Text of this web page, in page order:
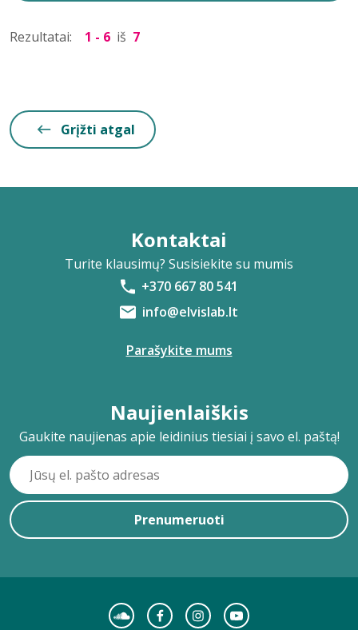
Rezultatai: 1 - 6 iš 7
Grįžti atgal
Kontaktai
Turite klausimų? Susisiekite su mumis
+370 667 80 541
info@elvislab.lt
Parašykite mums
Naujienlaiškis
Gaukite naujienas apie leidinius tiesiai į savo el. paštą!
Prenumeruoti